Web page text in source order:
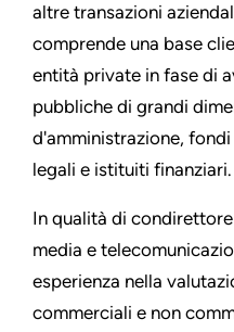
altre transazioni
comprende una base
entità private in fase di
pubbliche di grandi
d'amministrazione,
legali e istituiti finanziari.
In qualità di
media e
esperienza nella
commerciali e non